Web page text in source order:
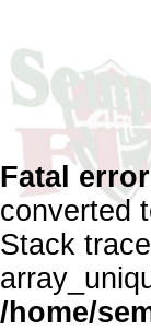
Fatal error
converted
Stack
/home/